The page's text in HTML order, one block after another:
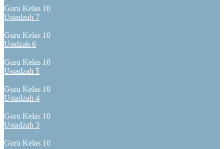
Guru Kelas 10
Ustadzah 7
Guru Kelas 10
Ustdzah 6
Guru Kelas 10
Ustadzah 5
Guru Kelas 10
Ustadzah 4
Guru Kelas 10
Ustadzah 3
Guru Kelas 10